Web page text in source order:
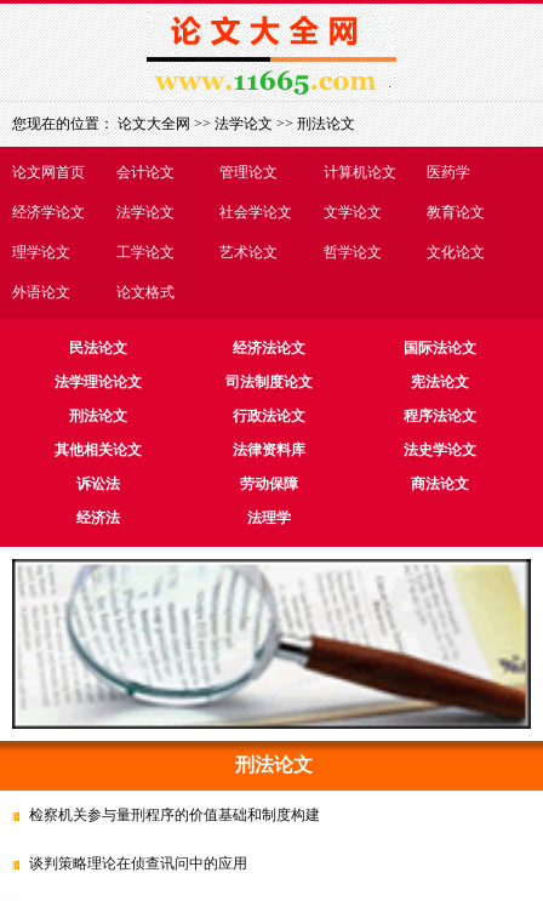
论文网首页 会计论文 管理论文 计算机论文 医药学
经济学论文 法学论文 社会学论文 文学论文 教育论文
理学论文 工学论文 艺术论文 哲学论文 文化论文
外语论文 论文格式
您现在的位置：论文大全网>>法学论文>>刑法论文
民法论文 经济法论文
国际法论文
法学理论论文
司法制度论文
宪法论文
刑法论文
行政法论文
程序法论文
其他相关论文
法律资料库
法史学论文
诉讼法
劳动保障
商法论文
经济法
法理学
刑法论文
检察机关参与量刑程序的价值基础和制度构建
谈判策略理论在侦查讯问中的应用